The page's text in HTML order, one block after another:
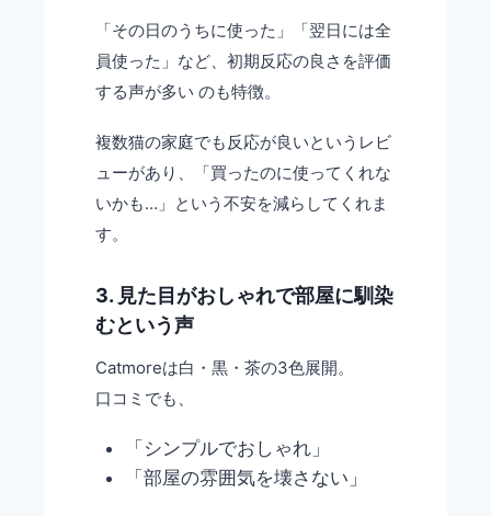
「その日のうちに使った」「翌日には全
員使った」など、初期反応の良さを評価
する声が多い のも特徴。
複数猫の家庭でも反応が良いというレビ
ューがあり、「買ったのに使ってくれな
いかも…」という不安を減らしてくれま
す。
3. 見た目がおしゃれで部屋に馴染
むという声
Catmoreは白・黒・茶の3色展開。
口コミでも、
「シンプルでおしゃれ」
「部屋の雰囲気を壊さない」